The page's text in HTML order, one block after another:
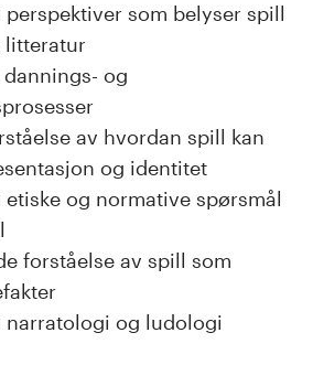
perspektiver som belyser spill
litteratur
og
av hvordan spill kan
og identitet
etiske og normative spørsmål
forståelse av spill som
narratologi og ludologi